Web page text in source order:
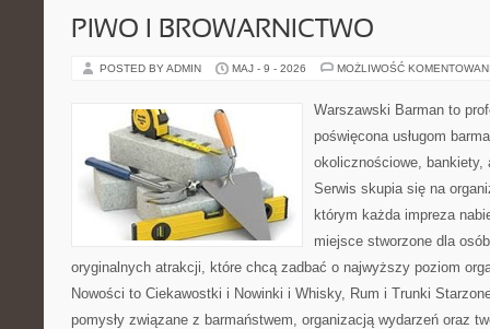
PIWO I BROWARNICTWO
POSTED BY ADMIN MAJ - 9 - 2026 MOŻLIWOŚĆ
Warszawski Barman to
poświęcona usługom
okolicznościowe,
Serwis skupia się na
którym każda impreza
miejsce stworzone dla
oryginalnych atrakcji, które chcą zadbać o najwyższy poziom
Nowości to Ciekawostki i Nowinki i Whisky, Rum i Trunki
pomysły związane z barmaństwem, organizacją wydarzeń oraz